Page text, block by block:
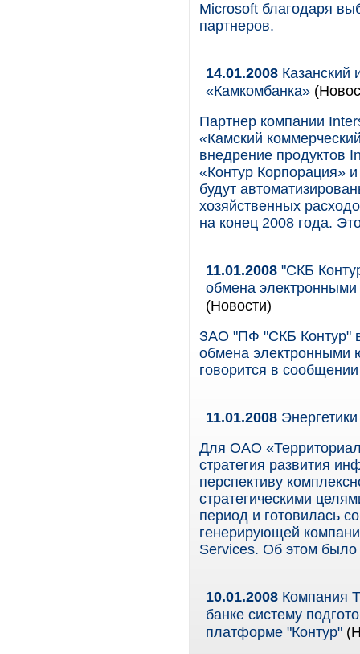
Microsoft благодаря
партнеров.
14.01.2008 Казанский
«Камкомбанка»
Партнер компании
«Камский
внедрение продуктов
«Контур Корпорация»
будут
хозяйственных
на конец 2008 года.
11.01.2008 "СКБ
обмена
(Новости)
ЗАО "ПФ "СКБ Контур"
обмена электронными
говорится в
11.01.2008
Для ОАО
стратегия развития
перспективу
стратегическими
период и готовилась
генерирующей
Services. Об этом
10.01.2008 Компания
банке систему
платформе "Контур"